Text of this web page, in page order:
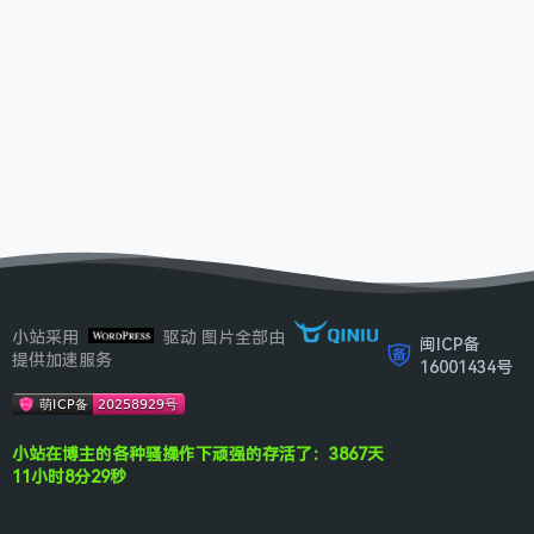
小站采用
驱动 图片全部由
提供加速服务
小站在博主的各种骚操作下顽强的存活了：3867天
11小时8分29秒
闽ICP备
16001434号